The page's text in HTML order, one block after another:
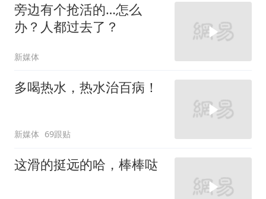
旁边有个抢活的…怎么
办？人都过去了？
新媒体
多喝热水，热水治百病！
新媒体 69跟贴
这滑的挺远的哈，棒棒哒